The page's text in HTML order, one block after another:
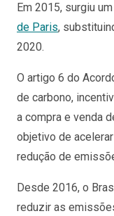
Em 2015, surgiu
de Paris,
2020.
O artigo 6 do
de carbono,
a compra e venda
objetivo de
redução de
Desde 2016, o
reduzir as